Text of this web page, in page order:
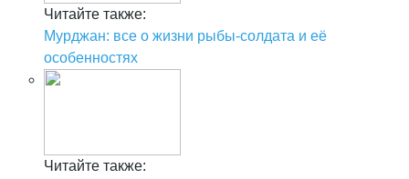
Читайте также:
Мурджан: все о жизни рыбы-солдата и её
особенностях
Читайте также: